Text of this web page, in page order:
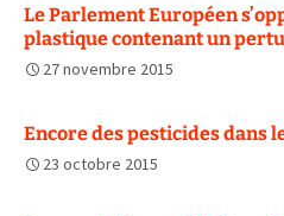
Le Parlement Européen
plastique contenant un
27 novembre 2015
Encore des pesticides dans
23 octobre 2015